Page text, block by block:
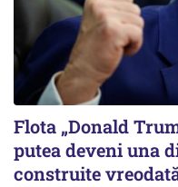
Flota „Donald
putea deveni una
construite